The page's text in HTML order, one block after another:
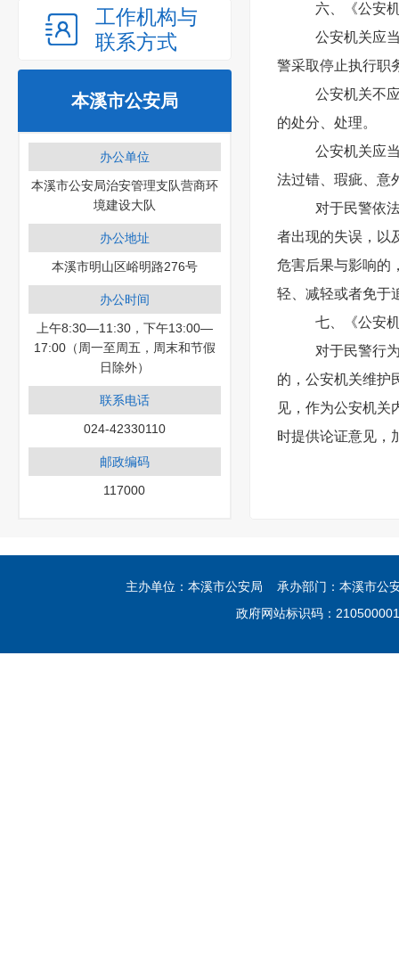
工作机构与
联系方式
本溪市公安局
办公单位
本溪市公安局治安管理支队营商环
境建设大队
办公地址
本溪市明山区峪明路276号
办公时间
上午8:30—11:30，下午13:00—
17:00（周一至周五，周末和节假
日除外）
联系电话
024-42330110
邮政编码
117000
六、《公安
公安机关应
警采取停止执行职
公安机关不
的处分、处理。
公安机关应
法过错、瑕疵、意
对于民警依
者出现的失误，以
危害后果与影响的
轻、减轻或者免于
七、《公安
对于民警行
的，公安机关维护
见，作为公安机关
时提供论证意见，
主办单位：本溪市公安局 承办部门：本溪市
政府网站标识码：